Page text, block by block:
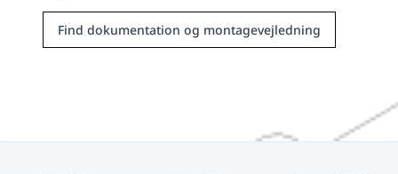
Find dokumentation og montagevejledning